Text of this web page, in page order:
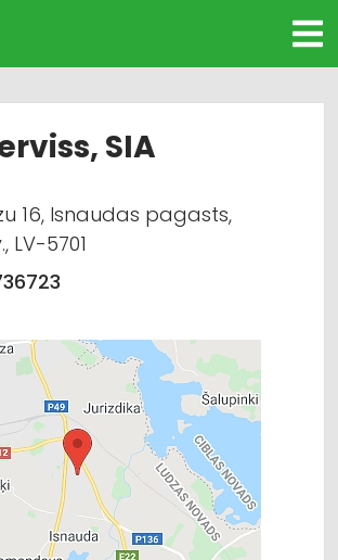
SIA
16, Isnaudas pagasts,
LV-5701